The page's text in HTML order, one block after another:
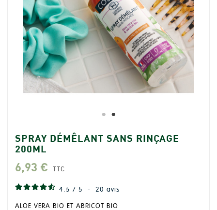
SPRAY DÉMÊLANT SANS RINÇAGE
200ML
6,93 € TTC
4.5 / 5 - 20 avis
ALOE VERA BIO ET ABRICOT BIO